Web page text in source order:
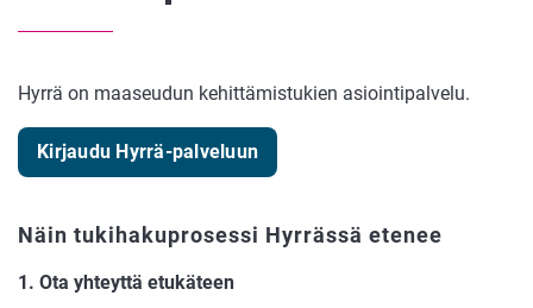
Hyrrä on maaseudun kehittämistukien asiointipalvelu.
Kirjaudu Hyrrä-palveluun
Näin tukihakuprosessi Hyrrässä etenee
1. Ota yhteyttä etukäteen